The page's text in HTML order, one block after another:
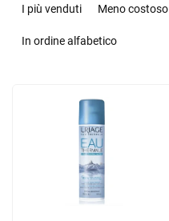
I più venduti Meno costoso
In ordine alfabetico